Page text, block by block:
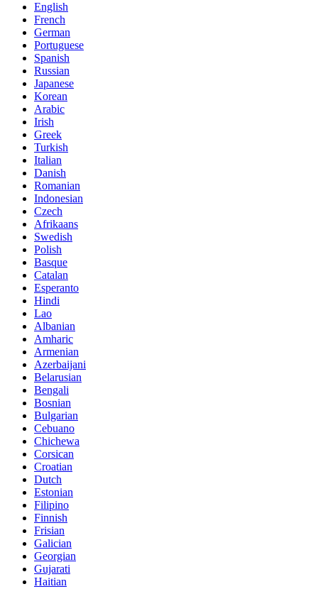
English
French
German
Portuguese
Spanish
Russian
Japanese
Korean
Arabic
Irish
Greek
Turkish
Italian
Danish
Romanian
Indonesian
Czech
Afrikaans
Swedish
Polish
Basque
Catalan
Esperanto
Hindi
Lao
Albanian
Amharic
Armenian
Azerbaijani
Belarusian
Bengali
Bosnian
Bulgarian
Cebuano
Chichewa
Corsican
Croatian
Dutch
Estonian
Filipino
Finnish
Frisian
Galician
Georgian
Gujarati
Haitian